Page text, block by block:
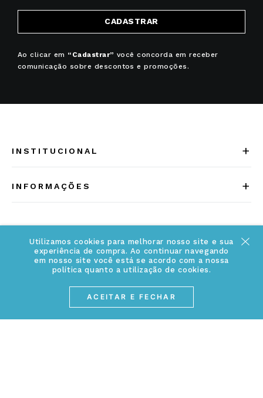
Utilizamos cookies para melhorar nosso site e sua
experiência de compra. Ao continuar navegando
em nosso site você está se acordo com a nossa
política quanto a utilização de cookies.
ACEITAR E FECHAR
CADASTRAR
Ao clicar em “Cadastrar” você concorda em receber
comunicação sobre descontos e promoções.
INSTITUCIONAL +
Conheça a linha MVNDOS
INFORMAÇÕES +
Política de Privacidade
ATENDIMENTO
(17) 3234-2299
contato.mvndos@webjoias.com.br
Horário de atendimento: De segunda à sexta-feira das